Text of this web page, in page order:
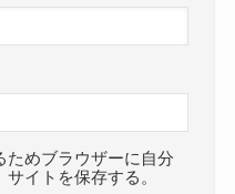
ためブラウザーに自分
イトを保存する。